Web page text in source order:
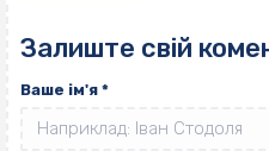
Залиште свій
Ваше ім'я *